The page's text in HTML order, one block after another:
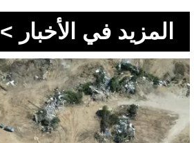
المزيد في الأخبار >